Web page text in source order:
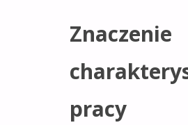
Znaczenie
pracy